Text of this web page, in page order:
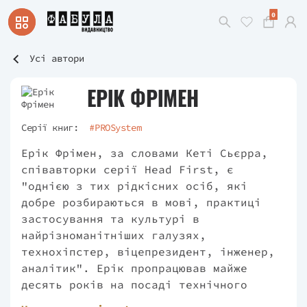
0
Усі автори
ЕРІК ФРІМЕН
Серії книг: #PROSystem
Ерік Фрімен, за словами Кеті Сьєрра,
співавторки серії Head First, є
"однією з тих рідкісних осіб, які
добре розбираються в мові, практиці
застосування та культурі в
найрізноманітніших галузях,
технохіпстер, віцепрезидент, інженер,
аналітик". Ерік пропрацював майже
десять років на посаді технічного